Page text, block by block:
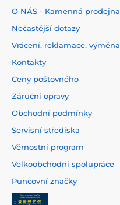
O NÁS - Kamenná prodejna
Nečastější dotazy
Vrácení, reklamace, výměna
Kontakty
Ceny poštovného
Záruční opravy
Obchodní podmínky
Servisní střediska
Věrnostní program
Velkoobchodní spolupráce
Puncovní značky